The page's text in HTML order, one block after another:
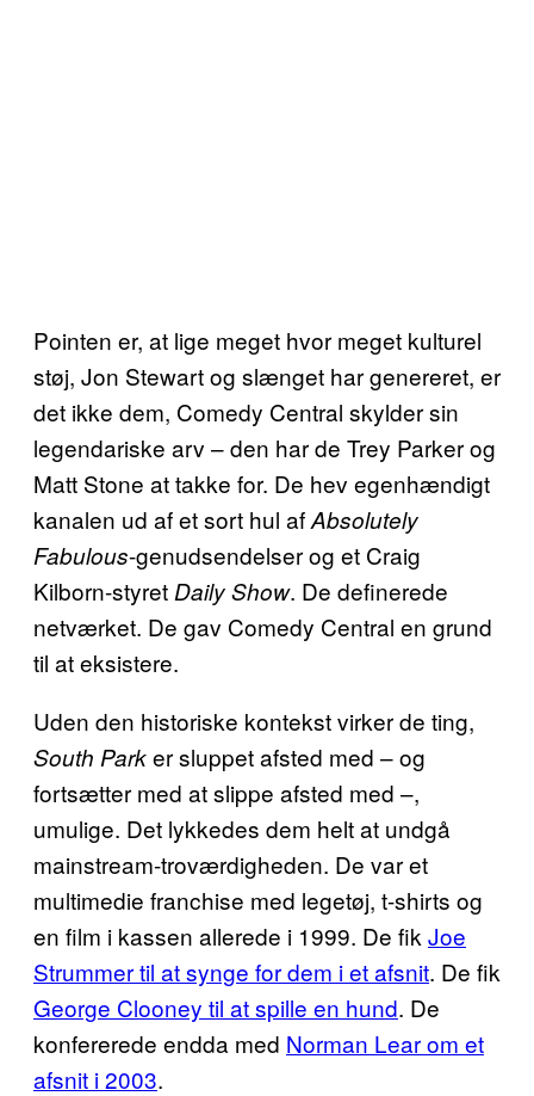
Pointen er, at lige meget hvor meget kulturel
støj, Jon Stewart og slænget har genereret, er
det ikke dem, Comedy Central skylder sin
legendariske arv – den har de Trey Parker og
Matt Stone at takke for. De hev egenhændigt
kanalen ud af et sort hul afAbsolutely
Fabulous-genudsendelser og et Craig
Kilborn-styret Daily Show. De definerede
netværket. De gav Comedy Central en grund
til at eksistere.
Uden den historiske kontekst virker de ting,
South Parker sluppet afsted med – og
fortsætter med at slippe afsted med –,
umulige. Det lykkedes dem helt at undgå
mainstream-troværdigheden. De var et
multimedie franchise med legetøj, t-shirts og
en film i kassen allerede i 1999. De fik Joe
Strummer til at synge for dem i et afsnit. De fik
George Clooney til at spille en hund. De
konfererede endda med Norman Lear om et
afsnit i 2003.